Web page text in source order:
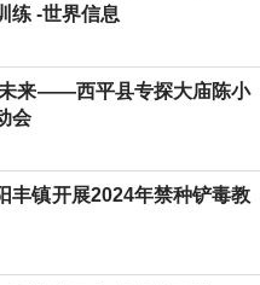
练 -世界信息
未来——西平县专探大庙陈小
会
丰镇开展2024年禁种铲毒教